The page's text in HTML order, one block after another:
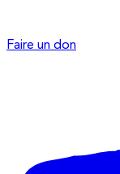
Faire un don